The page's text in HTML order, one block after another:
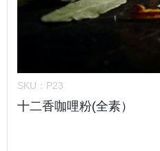
SKU： P23
十二香咖哩粉(全素）